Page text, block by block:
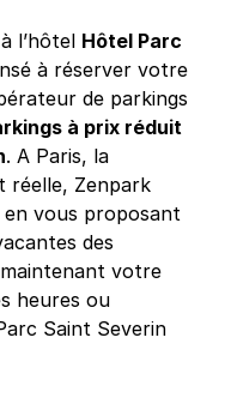
Ville - Saint-Paul
(tarifs dégressifs)
l’hôtel Hôtel Parc
à réserver votre
de parkings
à prix réduit
. A Paris, la
réelle, Zenpark
vous proposant
des
votre
heures ou
Saint Severin